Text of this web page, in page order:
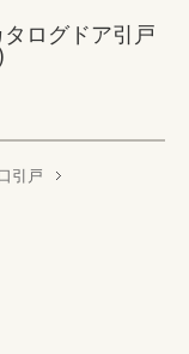
ログドア引戸
引戸